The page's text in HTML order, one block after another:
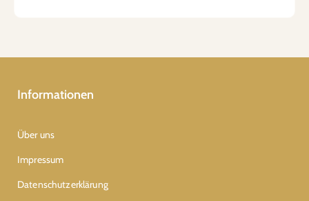
Informationen
Über uns
Impressum
Datenschutzerklärung